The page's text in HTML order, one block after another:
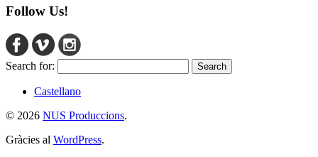
Follow Us!
Search for:
Castellano
© 2026 NUS Produccions.
Gràcies al WordPress.